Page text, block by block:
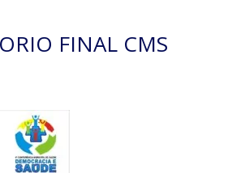
FINAL CMS